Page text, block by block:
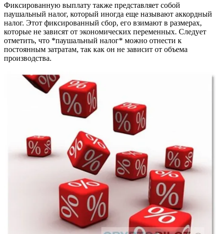
Фиксированную выплату также представляет собой
паушальный налог, который иногда еще называют аккордный
налог. Этот фиксированный сбор, его взимают в размерах,
которые не зависят от экономических переменных. Следует
отметить, что *паушальный налог* можно отнести к
постоянным затратам, так как он не зависит от объема
производства.